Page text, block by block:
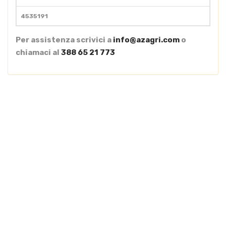
4535191
Per assistenza scrivici a info@azagri.com o
chiamaci al 388 65 21 773